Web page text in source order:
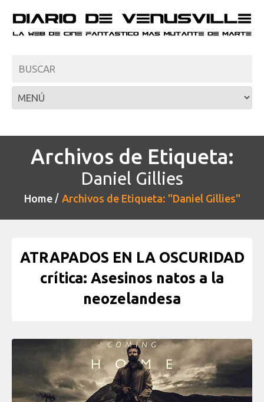
Archivos de Etiqueta:
Daniel Gillies
Home Archivos de Etiqueta: "Daniel Gillies"
ATRAPADOS EN LA OSCURIDAD
crítica: Asesinos natos a la
neozelandesa